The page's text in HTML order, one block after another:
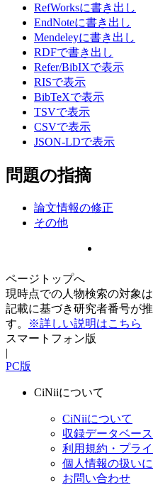
RefWorksに書き出し
EndNoteに書き出し
Mendeleyに書き出し
RDFで書き出し
Refer/BibIXで表示
RISで表示
BibTeXで表示
TSVで表示
CSVで表示
JSON-LDで表示
問題の指摘
論文情報の修正
その他
ページトップへ
現時点での人物検索の対象
記載に基づき研究者番号が
す。
※詳しい説明はこちら
スマートフォン版
|
PC版
CiNiiについて
CiNiiについて
収録データベー
利用規約・プラ
個人情報の扱い
お問い合わせ